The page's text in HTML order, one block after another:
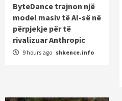
ByteDance trajnon një
model masiv të AI-së në
përpjekje për të
rivalizuar Anthropic
9 hours ago shkence.info